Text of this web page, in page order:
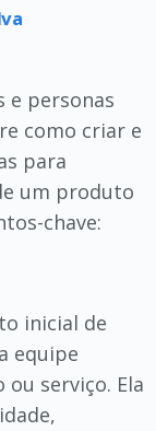
e personas
como criar e
para
um produto
chave:
inicial de
equipe
serviço. Ela